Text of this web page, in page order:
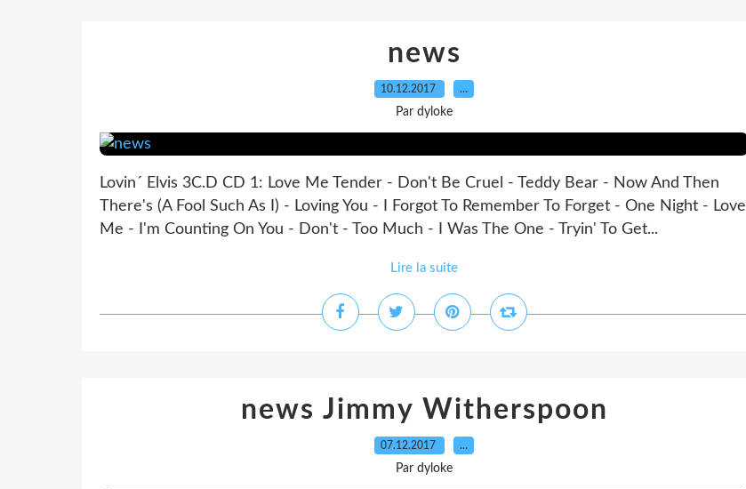
news
10.12.2017 …
Par dyloke
Lovin´ Elvis 3C.D CD 1: Love Me Tender - Don't Be Cruel - Teddy Bear - Now And Then
There's (A Fool Such As I) - Loving You - I Forgot To Remember To Forget - One Night - Love
Me - I'm Counting On You - Don't - Too Much - I Was The One - Tryin' To Get...
Lire la suite
news Jimmy Witherspoon
07.12.2017 …
Par dyloke